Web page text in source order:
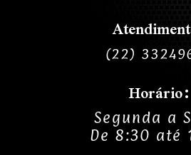
(22)
Horário:
Segunda a
De 8:30 até